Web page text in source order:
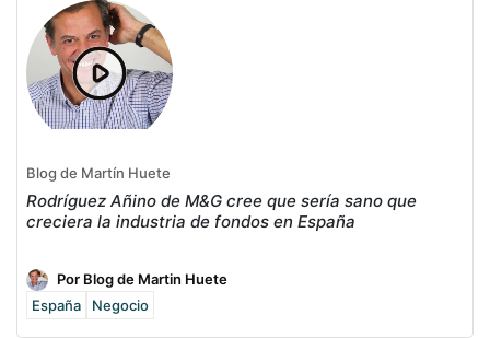
Blog de Martín Huete
Rodríguez Añino de M&G cree que sería sano que
creciera la industria de fondos en España
Por Blog de Martin Huete
España
Negocio